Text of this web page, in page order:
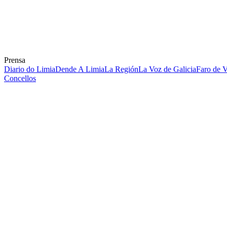
Prensa
Diario do LimiaDende A LimiaLa RegiónLa Voz de GaliciaFaro de
Concellos